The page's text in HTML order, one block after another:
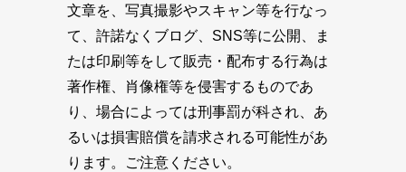
文章を、写真撮影やスキャン等を行なっ
て、許諾なくブログ、SNS等に公開、ま
たは印刷等をして販売・配布する行為は
著作権、肖像権等を侵害するものであ
り、場合によっては刑事罰が科され、あ
るいは損害賠償を請求される可能性があ
ります。ご注意ください。